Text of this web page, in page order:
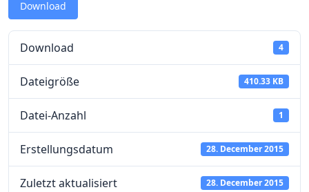
Download
Download 4
Dateigröße 410.33 KB
Datei-Anzahl 1
Erstellungsdatum 28. December 2015
Zuletzt aktualisiert 28. December 2015